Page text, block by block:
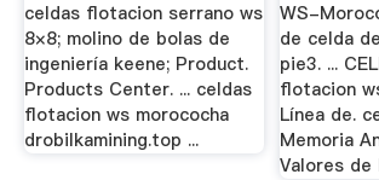
celdas flotacion serrano ws
8×8; molino de bolas de
ingeniería keene; Product.
Products Center. ... celdas
flotacion ws morococha
drobilkamining.top ...
WS-
de celda
pie3. ...
flotacion
Línea de.
Memoria
Valores de